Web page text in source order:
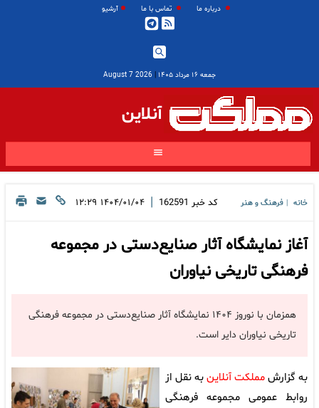
درباره ما تماس با ما آرشیو
جمعه ۱۶ مرداد ۱۴۰۵ |
2026 August 7
آنلاین
خانه فرهنگ و هنر کد خبر 162591
| ۱۴۰۴/۰۱/۰۴ ۱۲:۲۹
آغاز نمایشگاه آثار صنایع‌دستی در مجموعه
فرهنگی تاریخی نیاوران
همزمان با نوروز ۱۴۰۴ نمایشگاه آثار صنایع‌دستی در مجموعه فرهنگی
تاریخی نیاوران دایر است.
به گزارشمملکت آنلاینبه نقل از
روابط عمومی مجموعه فرهنگی